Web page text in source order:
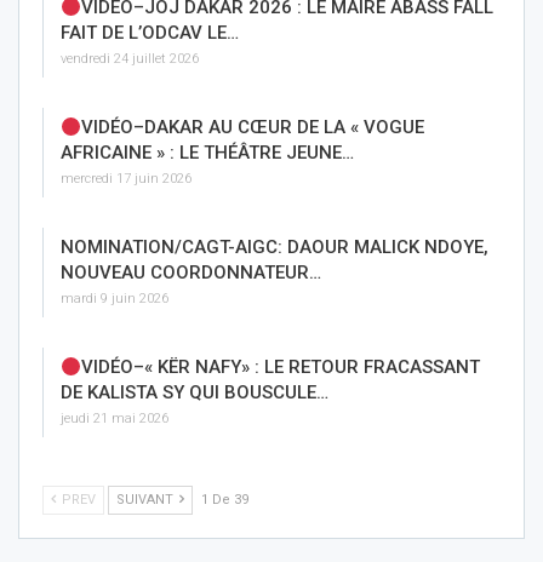
VIDÉO–JOJ DAKAR 2026 : LE MAIRE ABASS FALL
FAIT DE L’ODCAV LE…
vendredi 24 juillet 2026
VIDÉO–DAKAR AU CŒUR DE LA « VOGUE
AFRICAINE » : LE THÉÂTRE JEUNE…
mercredi 17 juin 2026
NOMINATION/CAGT-AIGC: DAOUR MALICK NDOYE,
NOUVEAU COORDONNATEUR…
mardi 9 juin 2026
VIDÉO–« KËR NAFY» : LE RETOUR FRACASSANT
DE KALISTA SY QUI BOUSCULE…
jeudi 21 mai 2026
PREV SUIVANT 1 De 39